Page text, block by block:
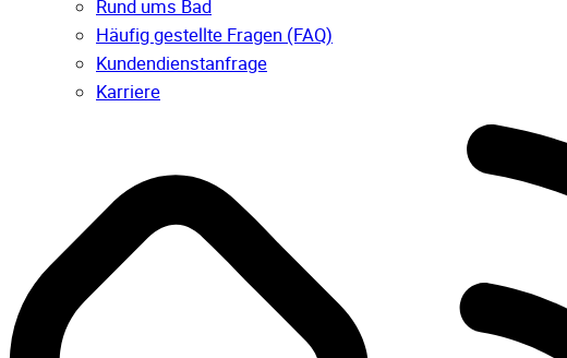
Rund ums Bad
Häufig gestellte Fragen (FAQ)
Kunden­dienst­anfrage
Karriere